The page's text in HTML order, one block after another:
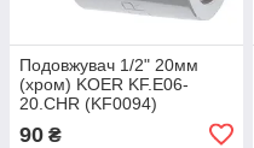
Подовжувач 1/2" 20мм
(хром) KOER KF.E06-
20.CHR (KF0094)
90 ₴